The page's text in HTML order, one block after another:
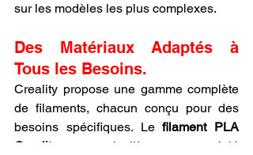
sur les modèles les plus complexes.
Des Matériaux Adaptés à
Tous les Besoins.
Creality propose une gamme complète
de filaments, chacun conçu pour des
besoins spécifiques. Le filament PLA
Creality
est particulièrement apprécié